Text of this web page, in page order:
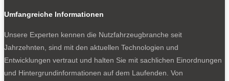
Umfangreiche Informationen
Unsere Experten kennen die Nutzfahrzeugbranche seit
Jahrzehnten, sind mit den aktuellen Technologien und
Entwicklungen vertraut und halten Sie mit sachlichen Einordnungen
und Hintergrundinformationen auf dem Laufenden. Von